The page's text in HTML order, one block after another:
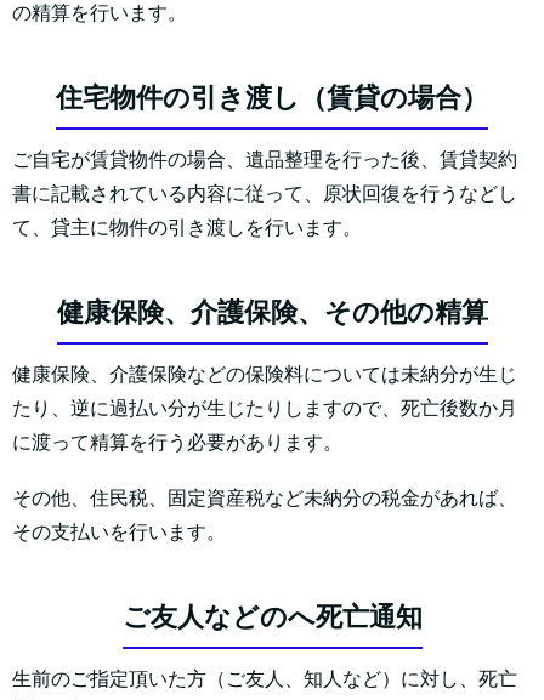
の精算を行います。
住宅物件の引き渡し（賃貸の場合）
ご自宅が賃貸物件の場合、遺品整理を行った後、賃貸契約
書に記載されている内容に従って、原状回復を行うなどし
て、貸主に物件の引き渡しを行います。
健康保険、介護保険、その他の精算
健康保険、介護保険などの保険料については未納分が生じ
たり、逆に過払い分が生じたりしますので、死亡後数か月
に渡って精算を行う必要があります。
その他、住民税、固定資産税など未納分の税金があれば、
その支払いを行います。
ご友人などのへ死亡通知
生前のご指定頂いた方（ご友人、知人など）に対し、死亡